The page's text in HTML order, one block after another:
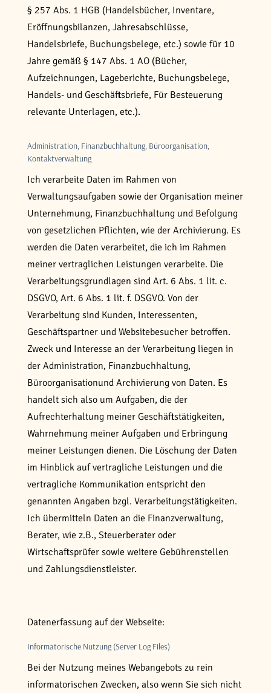
§ 257 Abs. 1 HGB (Handelsbücher, Inventare,
Eröffnungsbilanzen, Jahresabschlüsse,
Handelsbriefe, Buchungsbelege, etc.) sowie für 10
Jahre gemäß § 147 Abs. 1 AO (Bücher,
Aufzeichnungen, Lageberichte, Buchungsbelege,
Handels- und Geschäftsbriefe, Für Besteuerung
relevante Unterlagen, etc.).
Administration, Finanzbuchhaltung, Büroorganisation,
Kontaktverwaltung
Ich verarbeite Daten im Rahmen von
Verwaltungsaufgaben sowie der Organisation meiner
Unternehmung, Finanzbuchhaltung und Befolgung
von gesetzlichen Pflichten, wie der Archivierung. Es
werden die Daten verarbeitet, die ich im Rahmen
meiner vertraglichen Leistungen verarbeite. Die
Verarbeitungsgrundlagen sind Art. 6 Abs. 1 lit. c.
DSGVO, Art. 6 Abs. 1 lit. f. DSGVO. Von der
Verarbeitung sind Kunden, Interessenten,
Geschäftspartner und Websitebesucher betroffen.
Zweck und Interesse an der Verarbeitung liegen in
der Administration, Finanzbuchhaltung,
Büroorganisationund Archivierung von Daten. Es
handelt sich also um Aufgaben, die der
Aufrechterhaltung meiner Geschäftstätigkeiten,
Wahrnehmung meiner Aufgaben und Erbringung
meiner Leistungen dienen. Die Löschung der Daten
im Hinblick auf vertragliche Leistungen und die
vertragliche Kommunikation entspricht den
genannten Angaben bzgl. Verarbeitungstätigkeiten.
Ich übermitteln Daten an die Finanzverwaltung,
Berater, wie z.B., Steuerberater oder
Wirtschaftsprüfer sowie weitere Gebührenstellen
und Zahlungsdienstleister.
Datenerfassung auf der Webseite:
Informatorische Nutzung (Server Log Files)
Bei der Nutzung meines Webangebots zu rein
informatorischen Zwecken, also wenn Sie sich nicht